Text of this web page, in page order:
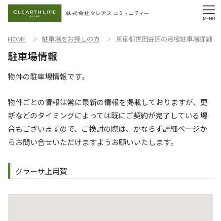
HOME 駐車場をお探しの方 東京都世田谷区の月極駐車場詳細
物件の駐車場情報です。
物件ごとの情報は常に最新の情報を掲載しておりますが、更
新などのタイミングによっては既にご契約が完了している場
合もございますので、ご検討の際は、かならず詳細ページか
らお問い合せいただけますようお願いいたします。
グラーサ上用賀